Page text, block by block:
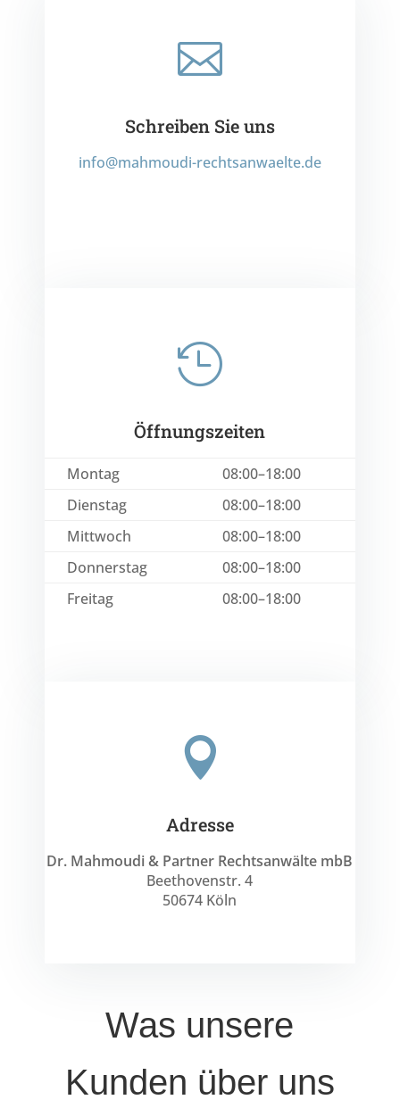

Schreiben Sie uns
info@mahmoudi-rechtsanwaelte.de

Öffnungszeiten
Montag
08:00–18:00
Dienstag
08:00–18:00
Mittwoch
08:00–18:00
Donnerstag
08:00–18:00
Freitag
08:00–18:00

Adresse
Dr. Mahmoudi & Partner Rechtsanwälte mbB
Beethovenstr. 4
50674 Köln
Was unsere
Kunden über uns